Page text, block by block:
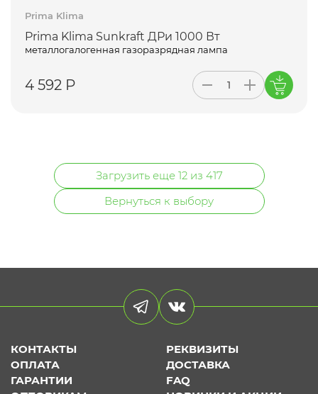
Prima Klima
Prima Klima Sunkraft ДРи 1000 Вт
металлогалогенная газоразрядная лампа
4 592 Р
Загрузить еще 12 из 417
Вернуться к выбору
КОНТАКТЫ
РЕКВИЗИТЫ
ОПЛАТА
ДОСТАВКА
ГАРАНТИИ
FAQ